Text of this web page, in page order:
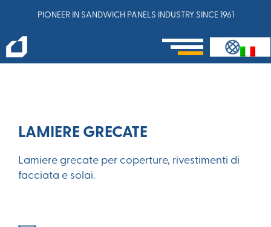
PIONEER IN SANDWICH PANELS INDUSTRY SINCE 1961
LAMIERE GRECATE
Lamiere grecate per coperture, rivestimenti di
facciata e solai.